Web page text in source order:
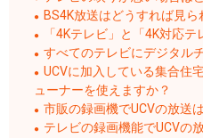
BS4K放送はどうすれば見ら
「4Kテレビ」と「4K対応
すべてのテレビにデジタル
UCVに加入している集合住
ューナーを使えますか？
市販の録画機でUCVの放送
テレビの録画機能でUCVの